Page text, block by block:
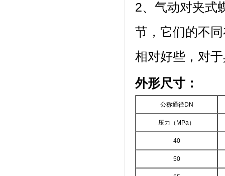
2、气动对夹式
节，它们的不
相对好些，对
外形尺寸：
公称通径DN
压力（MPa）
40
50